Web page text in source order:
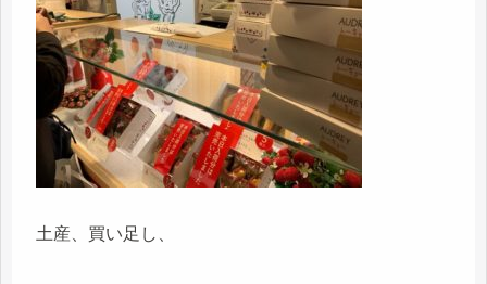
土産、買い足し、